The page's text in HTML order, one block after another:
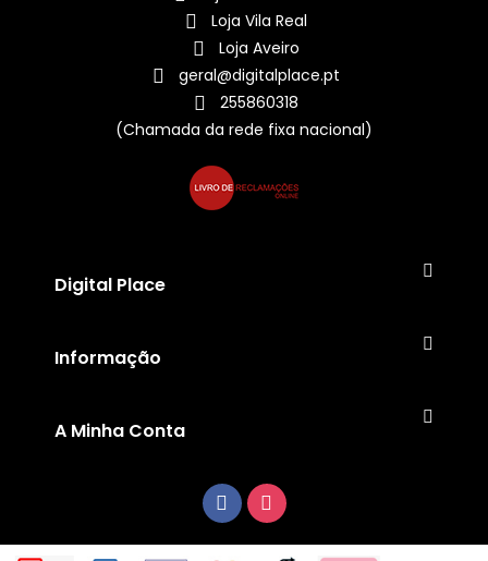
Loja Vila Real
Loja Aveiro
geral@digitalplace.pt
255860318
(Chamada da rede fixa nacional)
Digital Place
Informação
A Minha Conta